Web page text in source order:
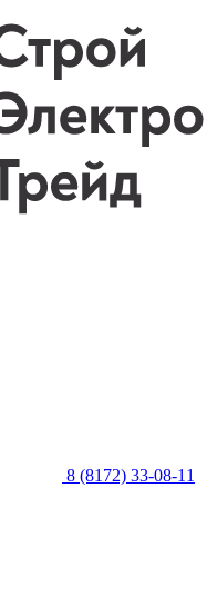
8 (8172) 33-08-11